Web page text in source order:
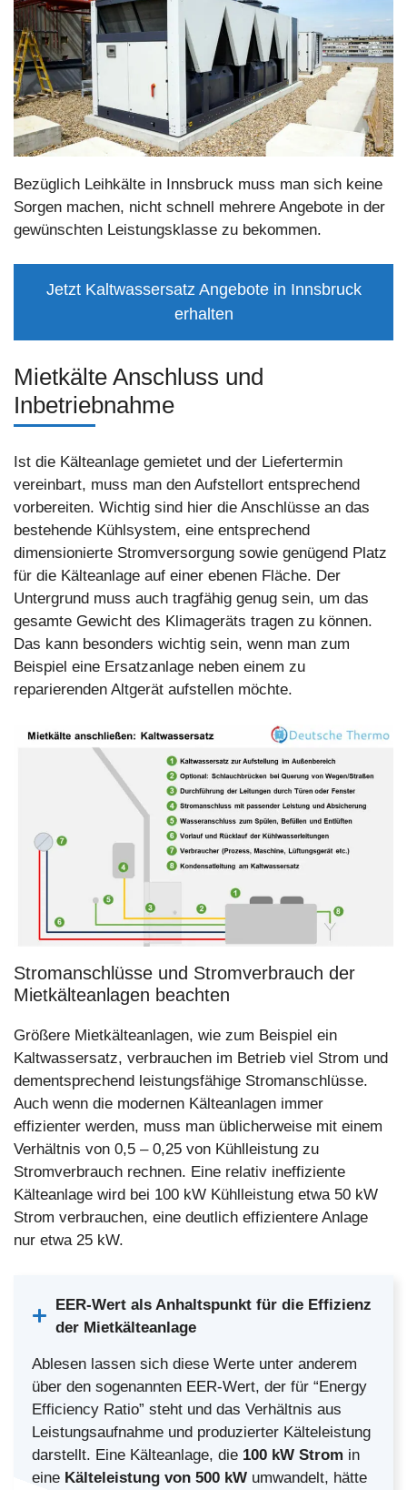
Bezüglich Leihkälte in Innsbruck muss man sich keine
Sorgen machen, nicht schnell mehrere Angebote in der
gewünschten Leistungsklasse zu bekommen.
Jetzt Kaltwassersatz Angebote in Innsbruck
erhalten
Mietkälte Anschluss und
Inbetriebnahme
Ist die Kälteanlage gemietet und der Liefertermin
vereinbart, muss man den Aufstellort entsprechend
vorbereiten. Wichtig sind hier die Anschlüsse an das
bestehende Kühlsystem, eine entsprechend
dimensionierte Stromversorgung sowie genügend Platz
für die Kälteanlage auf einer ebenen Fläche. Der
Untergrund muss auch tragfähig genug sein, um das
gesamte Gewicht des Klimageräts tragen zu können.
Das kann besonders wichtig sein, wenn man zum
Beispiel eine Ersatzanlage neben einem zu
reparierenden Altgerät aufstellen möchte.
Stromanschlüsse und Stromverbrauch der
Mietkälteanlagen beachten
Größere Mietkälteanlagen, wie zum Beispiel ein
Kaltwassersatz, verbrauchen im Betrieb viel Strom und
dementsprechend leistungsfähige Stromanschlüsse.
Auch wenn die modernen Kälteanlagen immer
effizienter werden, muss man üblicherweise mit einem
Verhältnis von 0,5 – 0,25 von Kühlleistung zu
Stromverbrauch rechnen. Eine relativ ineffiziente
Kälteanlage wird bei 100 kW Kühlleistung etwa 50 kW
Strom verbrauchen, eine deutlich effizientere Anlage
nur etwa 25 kW.
EER-Wert als Anhaltspunkt für die Effizienz
der Mietkälteanlage
Ablesen lassen sich diese Werte unter anderem
über den sogenannten EER-Wert, der für “Energy
Efficiency Ratio” steht und das Verhältnis aus
Leistungsaufnahme und produzierter Kälteleistung
darstellt. Eine Kälteanlage, die 100 kW Strom in
eine Kälteleistung von 500 kW umwandelt, hätte